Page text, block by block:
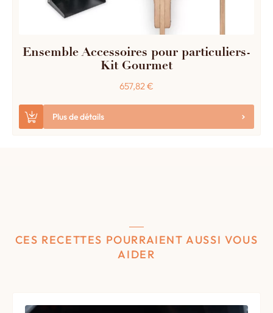
Ensemble Accessoires pour particuliers-
Kit Gourmet
657,82€
Plus de détails
CES RECETTES POURRAIENT AUSSI VOUS
AIDER